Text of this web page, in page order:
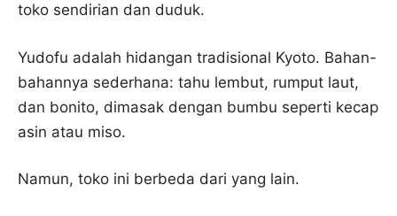
toko sendirian dan duduk.
Yudofu adalah hidangan tradisional Kyoto. Bahan-
bahannya sederhana: tahu lembut, rumput laut,
dan bonito, dimasak dengan bumbu seperti kecap
asin atau miso.
Namun, toko ini berbeda dari yang lain.